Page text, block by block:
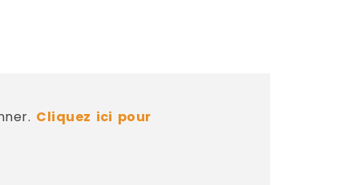
Cliquez ici pour